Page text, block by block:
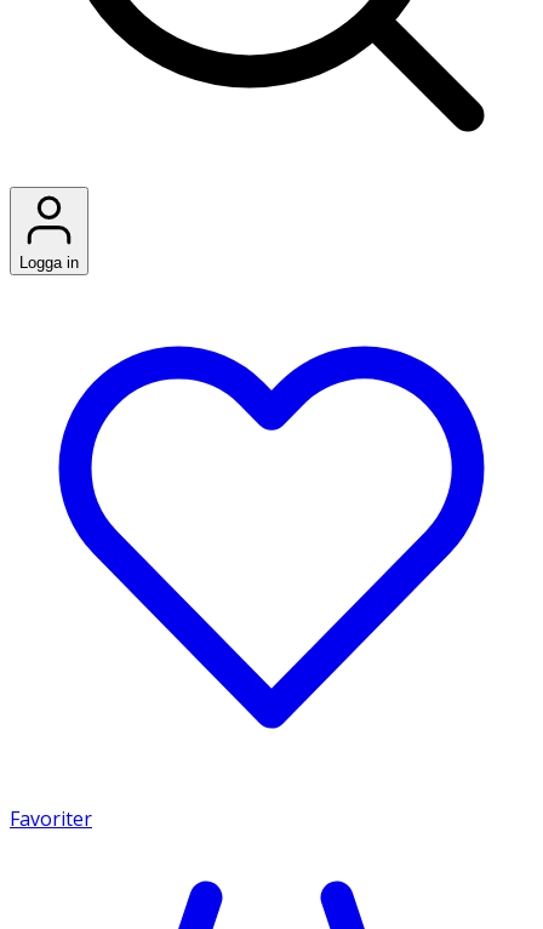
Logga in
Favoriter